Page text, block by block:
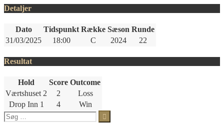
Detaljer
Dato Tidspunkt Række Sæson Runde
31/03/2025
18:00 C 2024 22
Resultat
Hold Score Outcome
Værtshuset 2
2
Loss
Drop Inn 1
4
Win
Søg
efter: